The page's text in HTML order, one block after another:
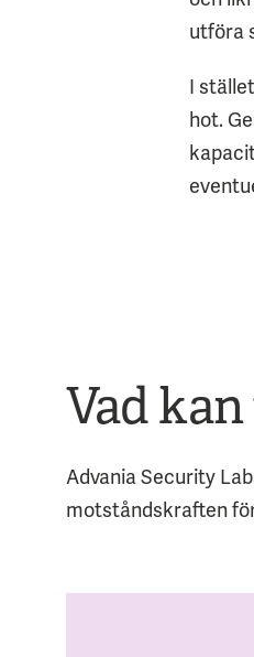
utföra
I
hot.
Vad
Advania Security
motståndskraften